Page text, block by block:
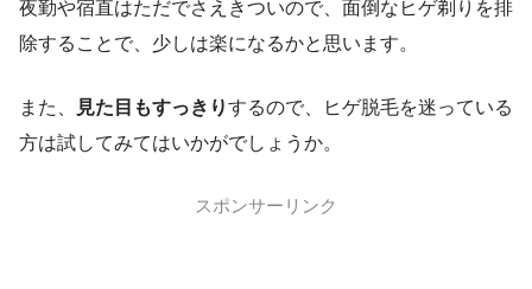
夜勤や宿直はただでさえきついので、面倒なヒゲ剃りを排
除することで、少しは楽になるかと思います。
また、 見た目もすっきりするので、ヒゲ脱毛を迷っている
方は試してみてはいかがでしょうか。
スポンサーリンク